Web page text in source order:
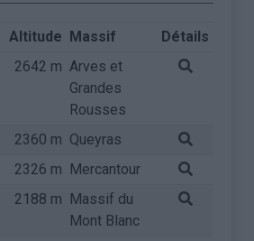
Altitude Massif
Détails
2642 m Arves et
Grandes
Rousses
2360 m Queyras
2326 m Mercantour
2188 m Massif du
Mont Blanc